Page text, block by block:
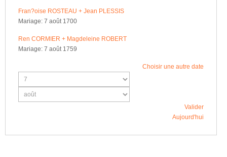
Fran?oise ROSTEAU + Jean PLESSIS
Mariage: 7 août 1700
Ren CORMIER + Magdeleine ROBERT
Mariage: 7 août 1759
Choisir une autre date
Valider
Aujourd'hui